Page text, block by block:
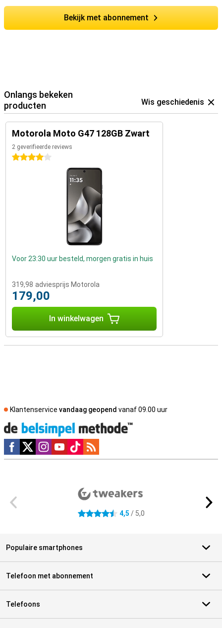
Bekijk met abonnement
Onlangs bekeken
producten
Wis geschiedenis
Motorola Moto G47 128GB Zwart
2 geverifieerde reviews
4 sterren
Voor 23:30 uur besteld, morgen gratis in huis
319,98 adviesprijs Motorola
179,00
In winkelwagen
Klantenservice vandaag geopend vanaf 09.00 uur
Social media
4.5 sterren 4,5 / 5,0
Populaire smartphones
Telefoon met abonnement
Telefoons